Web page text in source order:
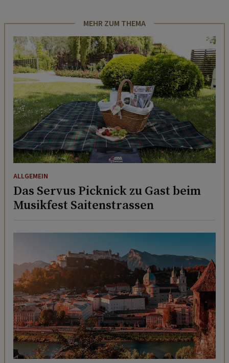
MEHR ZUM THEMA
ALLGEMEIN
Das Servus Picknick zu Gast beim
Musikfest Saitenstrassen